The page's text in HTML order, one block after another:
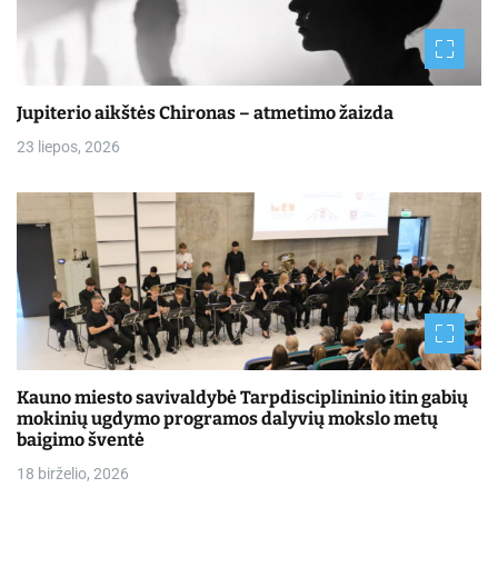
Jupiterio aikštės Chironas – atmetimo žaizda
23 liepos, 2026
Kauno miesto savivaldybė Tarpdisciplininio itin gabių
mokinių ugdymo programos dalyvių mokslo metų
baigimo šventė
18 birželio, 2026